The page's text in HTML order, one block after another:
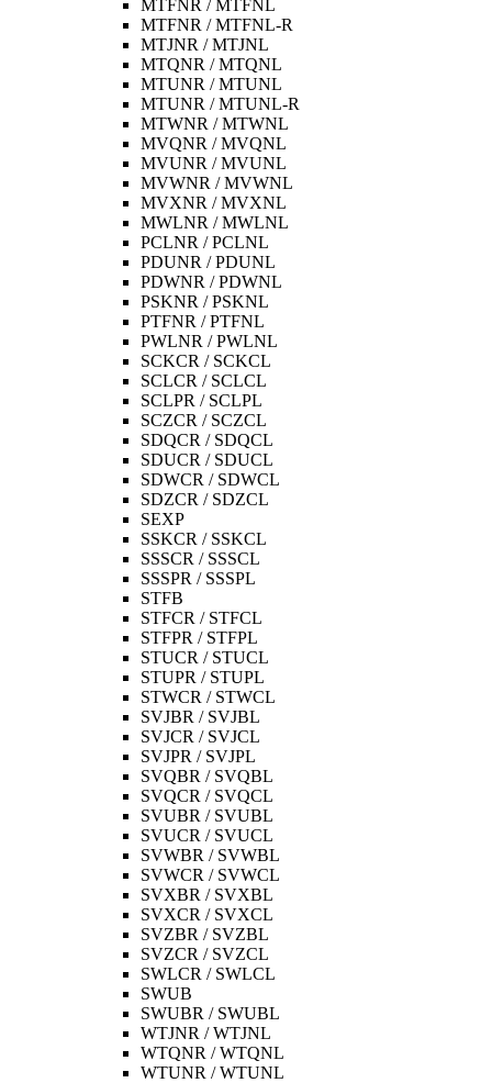
MTFNR / MTFNL
MTFNR / MTFNL-R
MTJNR / MTJNL
MTQNR / MTQNL
MTUNR / MTUNL
MTUNR / MTUNL-R
MTWNR / MTWNL
MVQNR / MVQNL
MVUNR / MVUNL
MVWNR / MVWNL
MVXNR / MVXNL
MWLNR / MWLNL
PCLNR / PCLNL
PDUNR / PDUNL
PDWNR / PDWNL
PSKNR / PSKNL
PTFNR / PTFNL
PWLNR / PWLNL
SCKCR / SCKCL
SCLCR / SCLCL
SCLPR / SCLPL
SCZCR / SCZCL
SDQCR / SDQCL
SDUCR / SDUCL
SDWCR / SDWCL
SDZCR / SDZCL
SEXP
SSKCR / SSKCL
SSSCR / SSSCL
SSSPR / SSSPL
STFB
STFCR / STFCL
STFPR / STFPL
STUCR / STUCL
STUPR / STUPL
STWCR / STWCL
SVJBR / SVJBL
SVJCR / SVJCL
SVJPR / SVJPL
SVQBR / SVQBL
SVQCR / SVQCL
SVUBR / SVUBL
SVUCR / SVUCL
SVWBR / SVWBL
SVWCR / SVWCL
SVXBR / SVXBL
SVXCR / SVXCL
SVZBR / SVZBL
SVZCR / SVZCL
SWLCR / SWLCL
SWUB
SWUBR / SWUBL
WTJNR / WTJNL
WTQNR / WTQNL
WTUNR / WTUNL